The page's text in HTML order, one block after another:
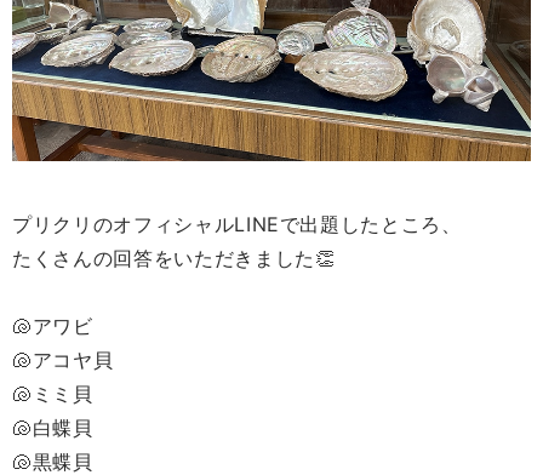
プリクリのオフィシャルLINEで出題したところ、
たくさんの回答をいただきました👏
🐚アワビ
🐚アコヤ貝
🐚ミミ貝
🐚白蝶貝
🐚黒蝶貝